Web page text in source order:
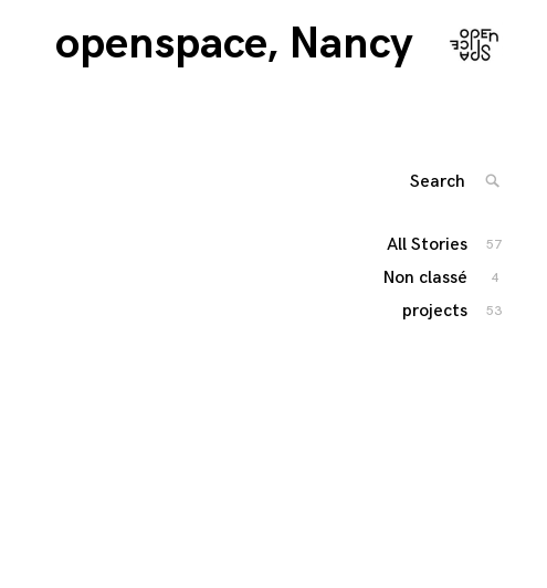
openspace, Nancy
All Stories 57
Non classé 4
projects 53